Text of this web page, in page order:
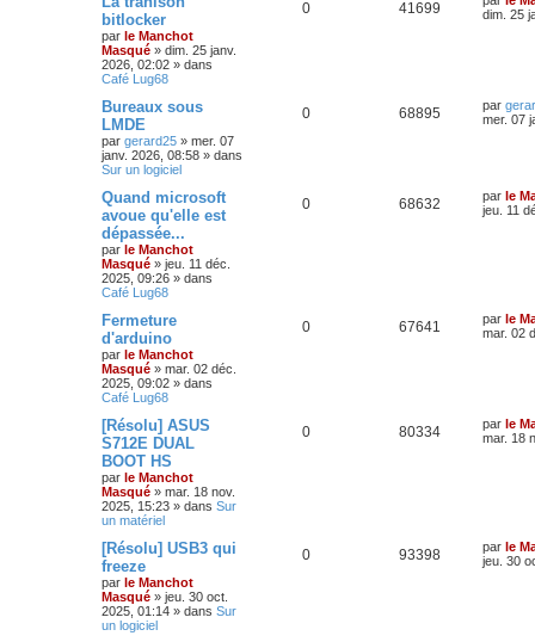
bitlocker
par le Manchot
Masqué » dim. 25 janv.
2026, 02:02 » dans
Café Lug68
0 41699
dim. 25
Bureaux sous
LMDE
par gerard25 » mer. 07
janv. 2026, 08:58 » dans
Sur un logiciel
0 68895 par
mer. 07
Quand microsoft
avoue qu'elle est
dépassée...
par le Manchot
Masqué » jeu. 11 déc.
2025, 09:26 » dans
Café Lug68
0 68632 par le
jeu. 11
Fermeture
d'arduino
par le Manchot
Masqué » mar. 02 déc.
2025, 09:02 » dans
Café Lug68
0 67641 par le
mar. 02
[Résolu] ASUS
S712E DUAL
BOOT HS
par le Manchot
Masqué » mar. 18 nov.
2025, 15:23 » dans Sur
un matériel
0 80334 par le
mar. 18
[Résolu] USB3 qui
freeze
par le Manchot
Masqué » jeu. 30 oct.
2025, 01:14 » dans Sur
un logiciel
0 93398 par le
jeu. 30